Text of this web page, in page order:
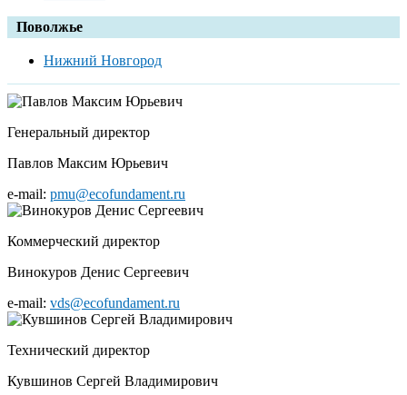
Поволжье
Нижний Новгород
Генеральный директор
Павлов Максим Юрьевич
e-mail: pmu@ecofundament.ru
Коммерческий директор
Винокуров Денис Сергеевич
e-mail: vds@ecofundament.ru
Технический директор
Кувшинов Сергей Владимирович